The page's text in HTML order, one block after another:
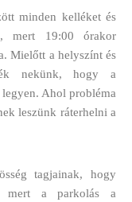
minden kelléket és
mert 19:00 órakor
Mielőtt a helyszínt és
nekünk, hogy a
Ahol probléma
leszünk ráterhelni a
tagjainak, hogy
mert a parkolás a